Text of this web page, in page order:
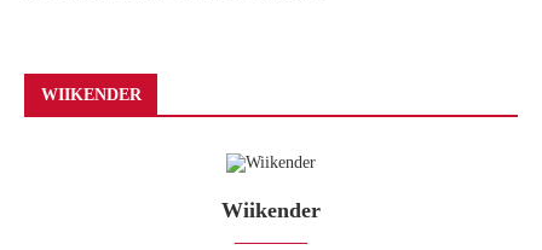
WIIKENDER
Wiikender